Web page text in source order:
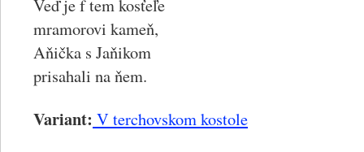
Veď je f tem kosťeľe
mramorovi kameň,
Aňička s Jaňikom
prisahali na ňem.
Variant: V terchovskom kostole